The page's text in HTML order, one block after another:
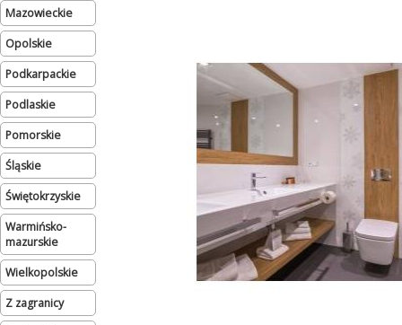
mazowieckie
opolskie
podkarpackie
podlaskie
pomorskie
śląskie
świętokrzyskie
warmińsko-
mazurskie
wielkopolskie
Z zagranicy